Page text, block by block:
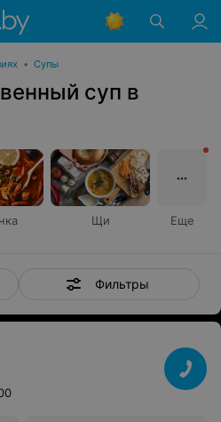
• Супы
суп в
Щи Еще
Фильтры